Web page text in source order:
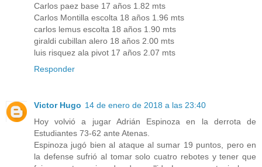
Carlos paez base 17 años 1.82 mts
Carlos Montilla escolta 18 años 1.96 mts
carlos lemus escolta 18 años 1.90 mts
giraldi cubillan alero 18 años 2.00 mts
luis risquez ala pivot 17 años 2.07 mts
Responder
Victor Hugo 14 de enero de 2018 a las 23:40
Hoy volvió a jugar Adrián Espinoza en la derrota de
Estudiantes 73-62 ante Atenas.
Espinoza jugó bien al ataque al sumar 19 puntos, pero en
la defense sufrió al tomar solo cuatro rebotes y tener que